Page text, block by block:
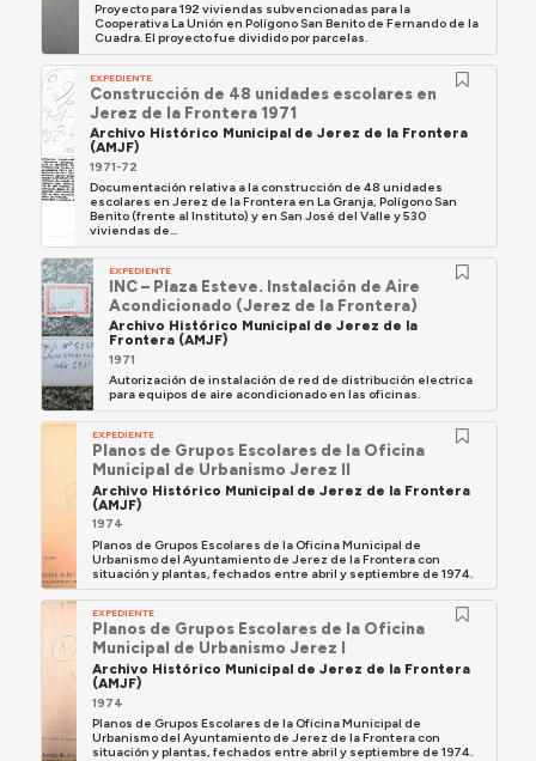
Proyecto para 192 viviendas subvencionadas para la
Cooperativa La Unión en Polígono San Benito de Fernando de la
Cuadra. El proyecto fue dividido por parcelas.
EXPEDIENTE
Construcción de 48 unidades escolares en
Jerez de la Frontera 1971
Archivo Histórico Municipal de Jerez de la Frontera
(AMJF)
1971-72
Documentación relativa a la construcción de 48 unidades
escolares en Jerez de la Frontera en La Granja, Polígono San
Benito (frente al Instituto) y en San José del Valle y 530
viviendas de...
EXPEDIENTE
INC – Plaza Esteve. Instalación de Aire
Acondicionado (Jerez de la Frontera)
Archivo Histórico Municipal de Jerez de la
Frontera (AMJF)
1971
Autorización de instalación de red de distribución electrica
para equipos de aire acondicionado en las oficinas.
EXPEDIENTE
Planos de Grupos Escolares de la Oficina
Municipal de Urbanismo Jerez II
Archivo Histórico Municipal de Jerez de la Frontera
(AMJF)
1974
Planos de Grupos Escolares de la Oficina Municipal de
Urbanismo del Ayuntamiento de Jerez de la Frontera con
situación y plantas, fechados entre abril y septiembre de 1974.
EXPEDIENTE
Planos de Grupos Escolares de la Oficina
Municipal de Urbanismo Jerez I
Archivo Histórico Municipal de Jerez de la Frontera
(AMJF)
1974
Planos de Grupos Escolares de la Oficina Municipal de
Urbanismo del Ayuntamiento de Jerez de la Frontera con
situación y plantas, fechados entre abril y septiembre de 1974.